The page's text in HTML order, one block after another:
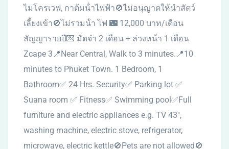
ไมโครเวฟ, กาต้มน้ําไฟฟ้า🚫ไม่อนุญาตให้นําสัตว์
เลี้ยงเข้า🚫ไม่รวมน้ํา ไฟ 🌃 12,000 บาท/เดือน
สัญญารายปี💌 มัดจํา 2 เดือน + ล่วงหน้า 1 เดือน
Zcape 3📍Near Central, Walk to 3 minutes.📍10
minutes to Phuket Town. 1 Bedroom, 1
Bathroom✅ 24 Hrs. Security✅ Parking lot ✅
Suana room ✅ Fitness✅ Swimming pool✅Full
furniture and electric appliances e.g. TV 43″,
washing machine, electric stove, refrigerator,
microwave, electric kettle🚫Pets are not allowed🚫